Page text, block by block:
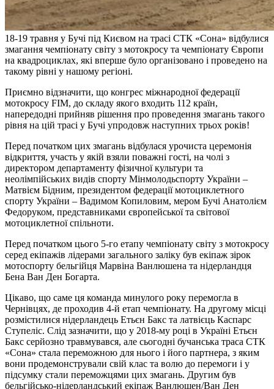
18-19 травня у Бучі під Києвом на трасі СТК «Сона» відбулися
змагання чемпіонату світу з мотокросу та чемпіонату Європи
на квадроциклах, які вперше було організовано і проведено на
такому рівні у нашому регіоні.
Приємно відзначити, що конгрес міжнародної федерації
мотокросу FIM, до складу якого входить 112 країн,
напередодні прийняв рішення про проведення змагань такого
рівня на цій трасі у Бучі упродовж наступних трьох років!
Перед початком цих змагань відбулася урочиста церемонія
відкриття, участь у якій взяли поважні гості, на чолі з
директором департаменту фізичної культури та
неолімпійських видів спорту Мінмолодьспорту України –
Матвієм Бідним, президентом федерації мотоциклетного
спорту України – Вадимом Копиловим, мером Бучі Анатолієм
Федоруком, представниками європейської та світової
мотоциклетної спільноти.
Перед початком цього 5-го етапу чемпіонату світу з мотокросу
серед екіпажів лідерами загального заліку був екіпаж зірок
мотоспорту бельгійця Марвіна Ванлюшена та нідерландця
Бена Ван Ден Богарта.
Цікаво, що саме ця команда минулого року перемогла в
Чернівцях, де проходив 4-й етап чемпіонату. На другому місці
розмістилися нідерландець Етьєн Бакс та латвієць Каспарс
Ступеліс. Слід зазначити, що у 2018-му році в Україні Етьєн
Бакс серйозно травмувався, але сьогодні бучанська траса СТК
«Сона» стала переможною для нього і його партнера, з яким
вони продемонстрували свій клас та волю до перемоги і у
підсумку стали переможцями цих змагань. Другим був
бельгійсько-нідерландський екіпаж Ванлюшен/Ван Ден